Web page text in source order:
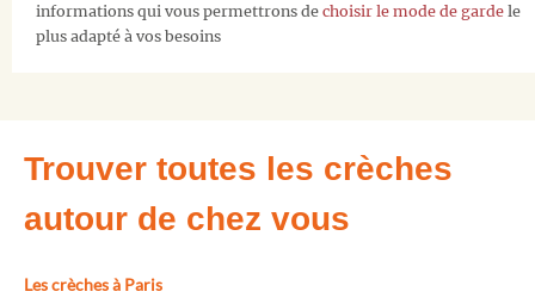
informations qui vous permettrons de choisir le mode de garde le
plus adapté à vos besoins
Trouver toutes les crèches
autour de chez vous
Les crèches à Paris